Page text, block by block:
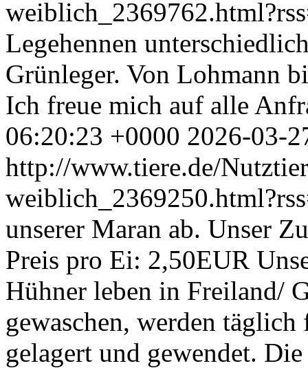
Legehennen
Grünleger. Von Lohmann
Ich freue mich auf alle
06:20:23 +0000 2026-03-
http://www.tiere.de/
unserer Maran ab. Unser
Preis pro Ei: 2,50EUR
Hühner leben in Freiland/
gewaschen, werden
gelagert und gewendet.